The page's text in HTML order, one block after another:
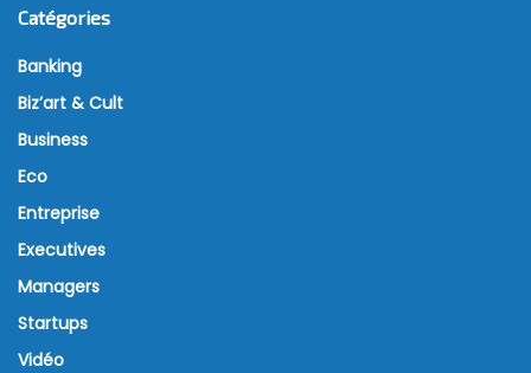
Catégories
Banking
Biz’art & Cult
Business
Eco
Entreprise
Executives
Managers
Startups
Vidéo